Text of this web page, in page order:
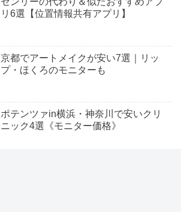
リ6選【位置情報共有アプリ】
京都でアートメイクが安い7選｜リッ
プ・ほくろのモニターも
ポテンツァin横浜・神奈川で安いクリ
ニック4選《モニター価格》